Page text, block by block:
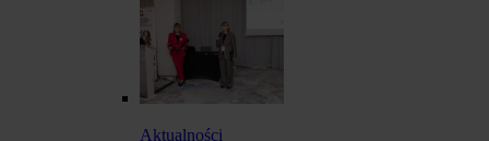
Aktualności